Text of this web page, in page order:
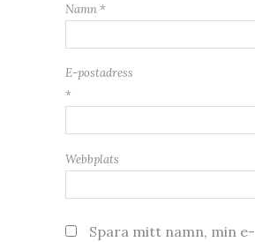
Namn *
E-postadress
*
Webbplats
Spara mitt namn, min e-